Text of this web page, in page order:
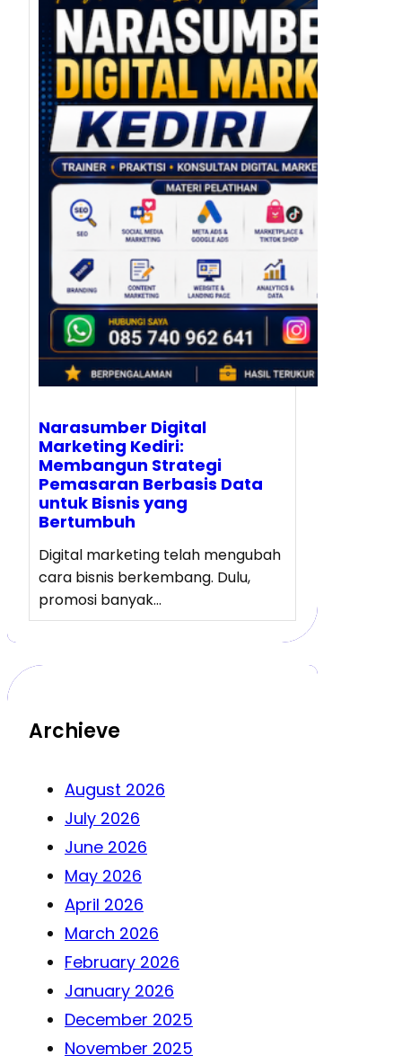
Narasumber Digital
Marketing Kediri:
Membangun Strategi
Pemasaran Berbasis Data
untuk Bisnis yang
Bertumbuh
Digital marketing telah mengubah
cara bisnis berkembang. Dulu,
promosi banyak…
Archieve
August 2026
July 2026
June 2026
May 2026
April 2026
March 2026
February 2026
January 2026
December 2025
November 2025